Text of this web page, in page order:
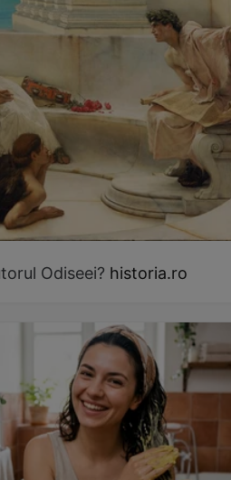
Odiseei? historia.ro